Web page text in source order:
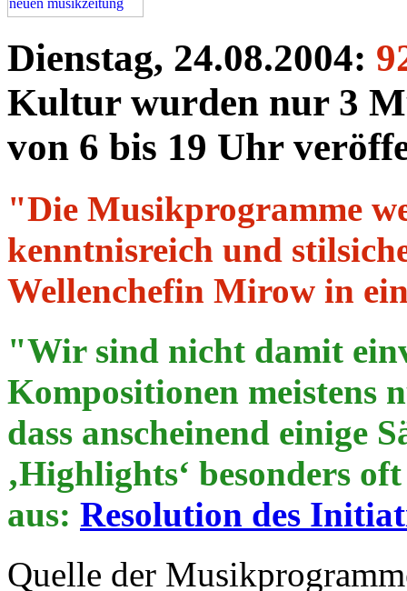
Dienstag, 24.08.2004:
Kultur wurden nur 3
von 6 bis 19 Uhr
"Die Musikprogramme
kenntnisreich und
Wellenchefin Mirow in
"Wir sind nicht damit
Kompositionen meistens
dass anscheinend einige
‚Highlights‘ besonders
aus: Resolution des
Quelle der